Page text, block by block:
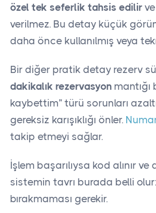
özel tek seferlik tahsis edilir
verilmez. Bu detay küçük
daha önce kullanılmış veya
Bir diğer pratik detay rezerv
dakikalık rezervasyon mantığı
kaybettim” türü sorunları
gereksiz karışıklığı önler.
takip etmeyi sağlar.
İşlem başarılıysa kod alınır
sistemin tavrı burada belli
bırakmaması gerekir.